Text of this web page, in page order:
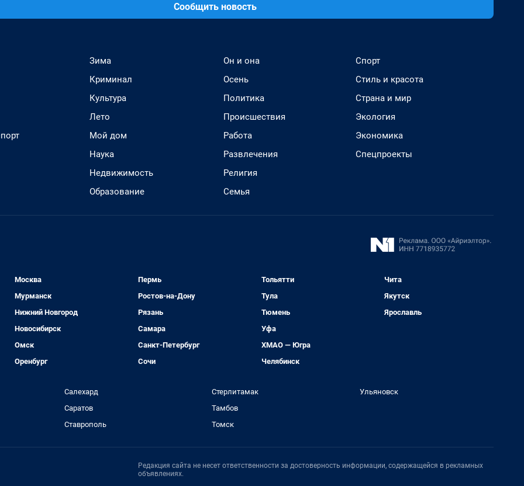
Сообщить новость
Зима
Криминал
Культура
Лето
Мой дом
Наука
Недвижимость
Образование
Он и она
Осень
Политика
Происшествия
Работа
Развлечения
Религия
Семья
Спорт
Стиль и красота
Страна и мир
Экология
Экономика
Спецпроекты
Москва
Мурманск
Нижний Новгород
Новосибирск
Омск
Оренбург
Пермь
Ростов-на-Дону
Рязань
Самара
Санкт-Петербург
Сочи
Тольятти
Тула
Тюмень
Уфа
ХМАО — Югра
Челябинск
Чита
Якутск
Ярославль
Салехард
Саратов
Ставрополь
Стерлитамак
Тамбов
Томск
Ульяновск
Редакция сайта не несет ответственности за достоверность информации, содержащейся в рекламных
объявлениях.